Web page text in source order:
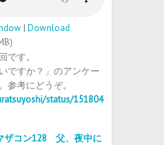
| Download
です。
ですか？」のアンケー
参考にどうぞ。
status/151804
ザコン128 父、夜中に